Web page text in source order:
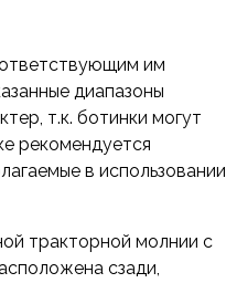
проверки
им
диапазоны
т.к. ботинки могут
рекомендуется
в использовании
тракторной молнии с
сзади,